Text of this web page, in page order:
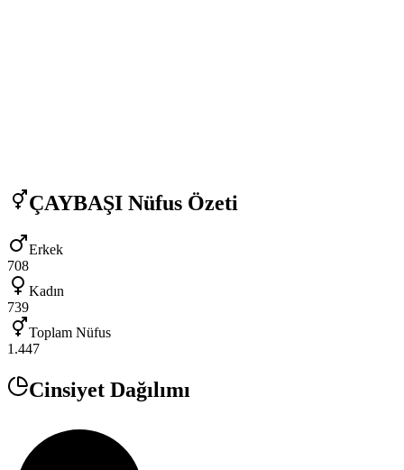
ÇAYBAŞI Nüfus Özeti
Erkek
708
Kadın
739
Toplam Nüfus
1.447
Cinsiyet Dağılımı